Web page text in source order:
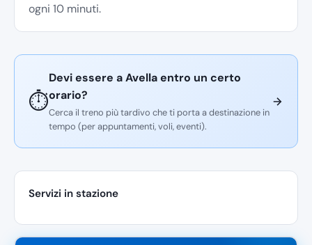
ogni 10 minuti.
⏱️
Devi essere a Avella entro un certo
orario?
Cerca il treno più tardivo che ti porta a destinazione in
tempo (per appuntamenti, voli, eventi).
Servizi in stazione